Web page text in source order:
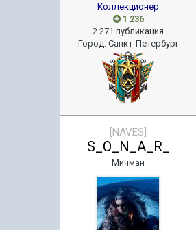
Коллекционер
1 236
2 271 публикация
Город: Санкт-Петербург
[NAVES]
S_O_N_A_R_
Мичман